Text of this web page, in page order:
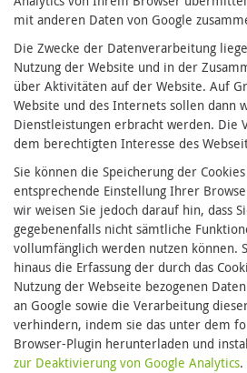
mit anderen Daten von Google
Die Zwecke der Datenverarbeitung
Nutzung der Website und in der
über Aktivitäten auf der Website. Auf
Website und des Internets sollen dann
Dienstleistungen erbracht werden. Die
dem berechtigten Interesse des
Sie können die Speicherung der
entsprechende Einstellung Ihrer
wir weisen Sie jedoch darauf hin, dass
gegebenenfalls nicht sämtliche
vollumfänglich werden nutzen können.
hinaus die Erfassung der durch das
Nutzung der Webseite bezogenen
an Google sowie die Verarbeitung
verhindern, indem sie das unter dem
Browser-Plugin herunterladen und
zur Deaktivierung von Google Analytics.